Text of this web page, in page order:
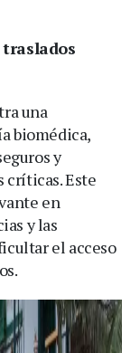
una
biomédica,
y
críticas. Este
en
y las
el acceso